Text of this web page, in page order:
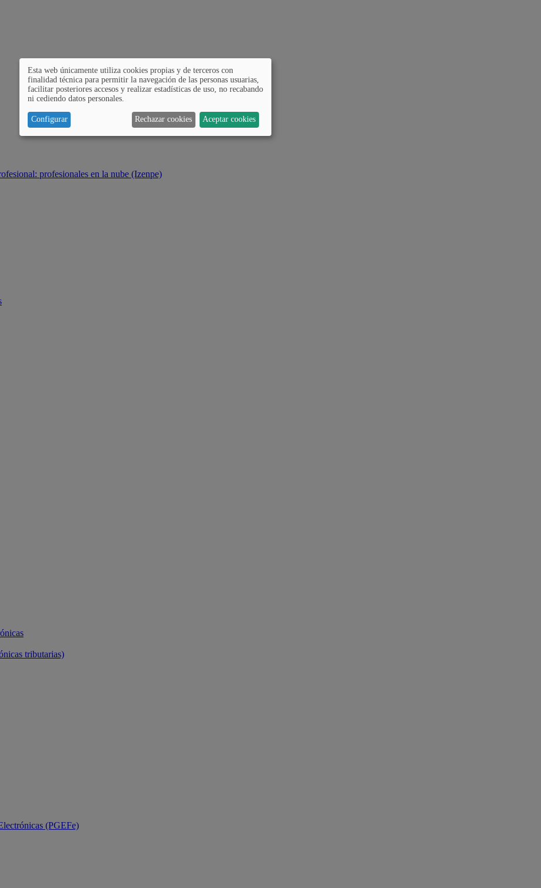
profesionales en la nube (Izenpe)
tributarias)
(PGEFe)
Esta web únicamente utiliza cookies propias y de terceros con
finalidad técnica para permitir la navegación de las personas usuarias,
facilitar posteriores accesos y realizar estadísticas de uso, no recabando
ni cediendo datos personales.
Configurar Rechazar cookies Aceptar cookies